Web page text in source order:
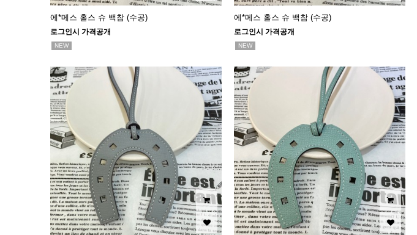
에*메스 홀스 슈 백참 (수공)
로그인시 가격공개
NEW
에*메스 홀스 슈 백참 (수공)
로그인시 가격공개
NEW